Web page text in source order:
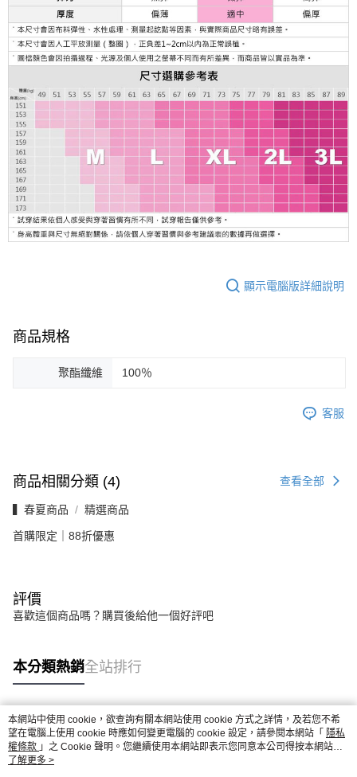
顯示電腦版詳細說明
商品規格
聚酯纖維 100％
客服
商品相關分類 (4) 查看全部
▍春夏商品 精選商品
首購限定｜88折優惠
評價
喜歡這個商品嗎？購買後給他一個好評吧
本分類熱銷全站排行
熱門標籤
本網站中使用 cookie，欲查詢有關本網站使用 cookie 方式之詳情，及若您不希
望在電腦上使用 cookie 時應如何變更電腦的 cookie 設定，請參閱本網站「 隱私
權條款 」之 Cookie 聲明。您繼續使用本網站即表示您同意本公司得按本網站使
用條款之 Cookie 聲明使用 cookie。
了解更多 >